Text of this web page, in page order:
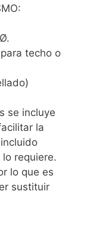
techo o
se incluye
la
requiere.
lo que es
sustituir